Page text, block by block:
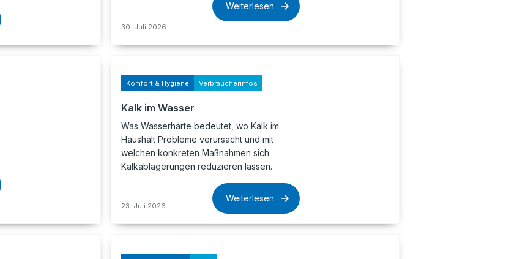
30. Juli 2026
Weiterlesen
Komfort & Hygiene Verbraucherinfos
Kalk im Wasser
Was Wasserhärte bedeutet, wo Kalk im
Haushalt Probleme verursacht und mit
welchen konkreten Maßnahmen sich
Kalkablagerungen reduzieren lassen.
23. Juli 2026
Weiterlesen